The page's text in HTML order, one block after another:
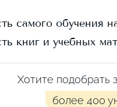
самого обучения
книг и учебных
Хотите подобрать
более 400